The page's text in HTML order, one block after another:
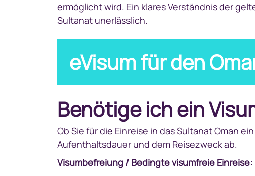
ermöglicht wird. Ein klares Verständnis der
Sultanat unerlässlich.
eVisum für den
Benötige ich ein
Ob Sie für die Einreise in das Sultanat Oman
Aufenthaltsdauer und dem Reisezweck ab.
Visumbefreiung / Bedingte visumfreie Einreise: